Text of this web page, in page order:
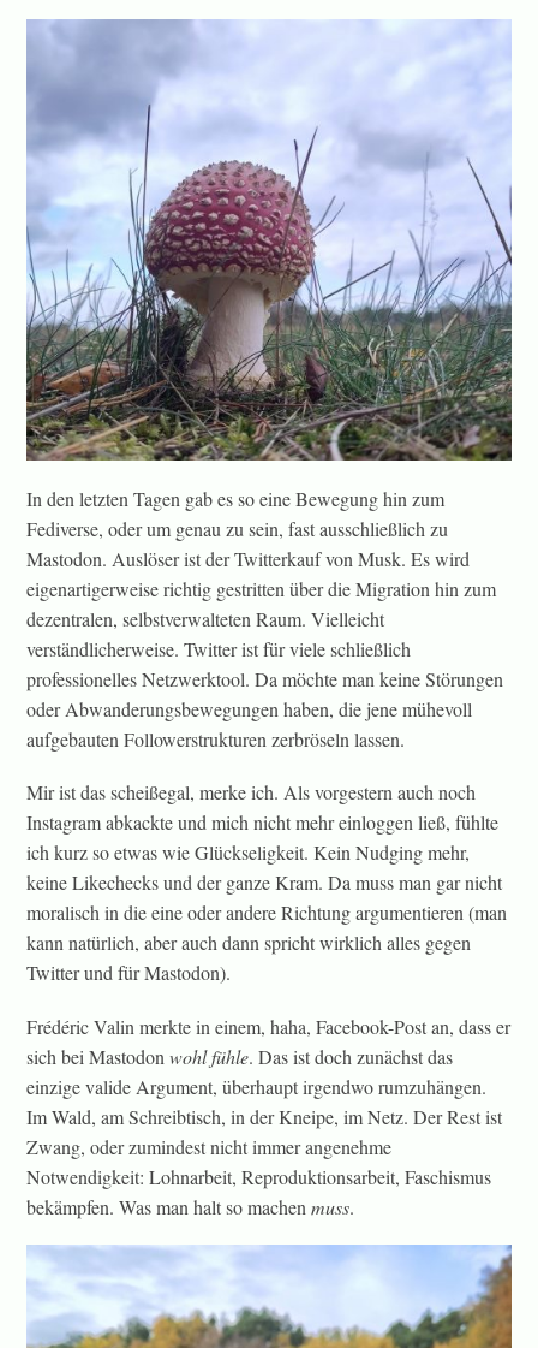
In den letzten Tagen gab es so eine Bewegung hin zum
Fediverse, oder um genau zu sein, fast ausschließlich zu
Mastodon. Auslöser ist der Twitterkauf von Musk. Es wird
eigenartigerweise richtig gestritten über die Migration hin zum
dezentralen, selbstverwalteten Raum. Vielleicht
verständlicherweise. Twitter ist für viele schließlich
professionelles Netzwerktool. Da möchte man keine Störungen
oder Abwanderungsbewegungen haben, die jene mühevoll
aufgebauten Followerstrukturen zerbröseln lassen.
Mir ist das scheißegal, merke ich. Als vorgestern auch noch
Instagram abkackte und mich nicht mehr einloggen ließ, fühlte
ich kurz so etwas wie Glückseligkeit. Kein Nudging mehr,
keine Likechecks und der ganze Kram. Da muss man gar nicht
moralisch in die eine oder andere Richtung argumentieren (man
kann natürlich, aber auch dann spricht wirklich alles gegen
Twitter und für Mastodon).
Frédéric Valin merkte in einem, haha, Facebook-Post an, dass er
sich bei Mastodonwohl fühle. Das ist doch zunächst das
einzige valide Argument, überhaupt irgendwo rumzuhängen.
Im Wald, am Schreibtisch, in der Kneipe, im Netz. Der Rest ist
Zwang, oder zumindest nicht immer angenehme
Notwendigkeit: Lohnarbeit, Reproduktionsarbeit, Faschismus
bekämpfen. Was man halt so machenmuss.